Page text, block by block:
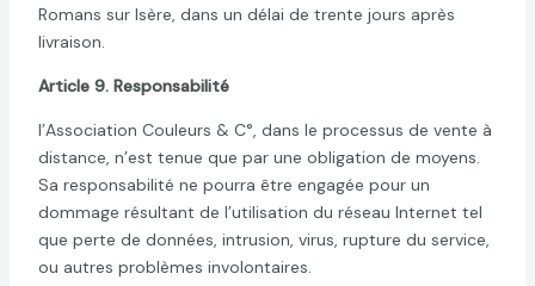
Romans sur Isère, dans un délai de trente jours après
livraison.
Article 9. Responsabilité
l’Association Couleurs & C°, dans le processus de vente à
distance, n’est tenue que par une obligation de moyens.
Sa responsabilité ne pourra être engagée pour un
dommage résultant de l’utilisation du réseau Internet tel
que perte de données, intrusion, virus, rupture du service,
ou autres problèmes involontaires.